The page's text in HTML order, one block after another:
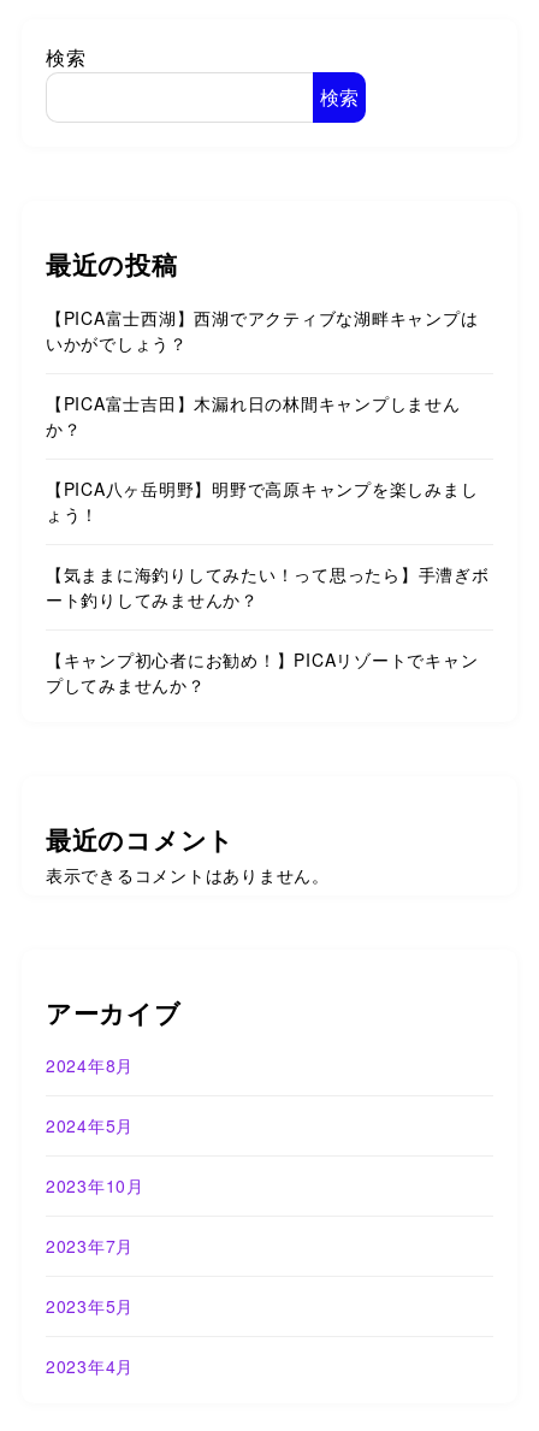
検索
検索
最近の投稿
【PICA富士西湖】西湖でアクティブな湖畔キャンプは
いかがでしょう？
【PICA富士吉田】木漏れ日の林間キャンプしません
か？
【PICA八ヶ岳明野】明野で高原キャンプを楽しみまし
ょう！
【気ままに海釣りしてみたい！って思ったら】手漕ぎボ
ート釣りしてみませんか？
【キャンプ初心者にお勧め！】PICAリゾートでキャン
プしてみませんか？
最近のコメント
表示できるコメントはありません。
アーカイブ
2024年8月
2024年5月
2023年10月
2023年7月
2023年5月
2023年4月